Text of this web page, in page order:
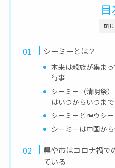
閉
シーミーとは？
本来は親族が集ま
行事
シーミー（清明祭
はいつからいつまで
シーミーと神ウシ
シーミーは中国か
県や市はコロナ禍で
ている